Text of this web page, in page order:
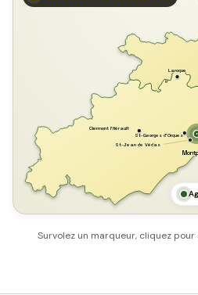
Laroque
St-Georges d'Orques
Clermont l'Hérault
St-Jean de Védas
Survolez un marqueur, cliquez pour